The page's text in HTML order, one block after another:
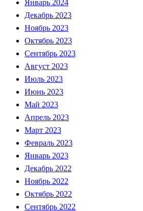
Январь 2024
Декабрь 2023
Ноябрь 2023
Октябрь 2023
Сентябрь 2023
Август 2023
Июль 2023
Июнь 2023
Май 2023
Апрель 2023
Март 2023
Февраль 2023
Январь 2023
Декабрь 2022
Ноябрь 2022
Октябрь 2022
Сентябрь 2022